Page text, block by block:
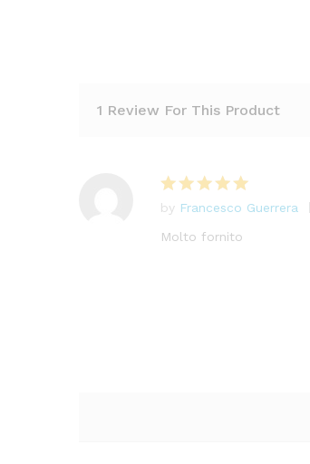
1 Review For This Product
Valutato5
su 5
by Francesco Guerrera
Molto fornito